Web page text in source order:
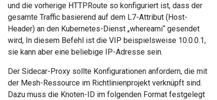
und die vorherige HTTPRoute so konfiguriert ist, dass der
gesamte Traffic basierend auf dem L7-Attribut (Host-
Header) an den Kubernetes-Dienst „whereami“ gesendet
wird, In diesem Befehl ist die VIP beispielsweise 10.0.0.1,
sie kann aber eine beliebige IP-Adresse sein.
Der Sidecar-Proxy sollte Konfigurationen anfordern, die mit
der Mesh-Ressource im Richtlinienprojekt verknüpft sind.
Dazu muss die Knoten-ID im folgenden Format festgelegt